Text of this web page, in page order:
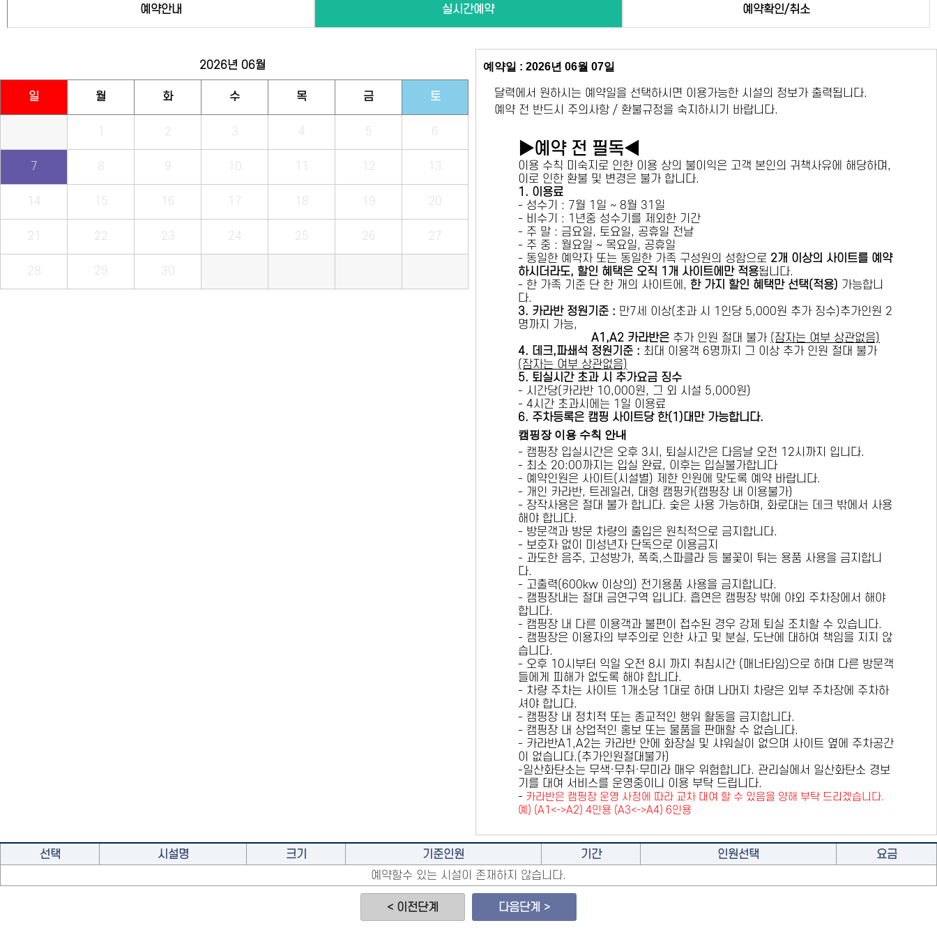
예약안내 실시간예약 예약확인/취소
2026년 06월
일 월 화 수 목 금 토
1 2 3 4 5 6
7 8 9 10 11 12 13
14 15 16 17 18 19 20
21 22 23 24 25 26 27
28 29 30
예약일 : 2026년 06월 07일
달력에서 원하시는 예약일을 선택하시면 이용가능한 시설의 정보가 출력됩니다.
예약 전 반드시 주의사항 / 환불규정을 숙지하시기 바랍니다.
▶예약 전 필독◀
이용 수칙 미숙지로 인한 이용 상의 불이익은 고객 본인의 귀책사유에 해당하며,
이로 인한 환불 및 변경은 불가 합니다.
1. 이용료
- 성수기 : 7월 1일 ~ 8월 31일
- 비수기 : 1년중 성수기를 제외한 기간
- 주 말 : 금요일, 토요일, 공휴일 전날
- 주 중 : 월요일 ~ 목요일, 공휴일
- 동일한 예약자 또는 동일한 가족 구성원의 성함으로 2개 이상의 사이트를 예약
하시더라도, 할인 혜택은 오직 1개 사이트에만 적용됩니다.
- 한 가족 기준 단 한 개의 사이트에, 한 가지 할인 혜택만 선택(적용) 가능합니
다.
3. 카라반 정원기준 : 만7세 이상(초과 시 1인당 5,000원 추가 징수)추가인원 2
명까지 가능,
A1,A2 카라반은 추가 인원 절대 불가 (잠자는 여부 상관없음)
4. 데크,파쇄석 정원기준 : ​최대 이용객 6명까지 그 이상 추가 인원 절대 불가
(잠자는 여부 상관없음)
5. 퇴실시간 초과 시 추가요금 징수
- 시간당(카라반 10,000원, 그 외 시설 5,000원)
- 4시간 초과시에는 1일 이용료
6. 주차등록은 캠핑 사이트당 한(1)대만 가능합니다.
캠핑장 이용 수칙 안내
- 캠핑장 입실시간은 오후 3시, 퇴실시간은 다음날 오전 12시까지 입니다.
- 최소 20:00까지는 입실 완료, 이후는 입실불가합니다
- 예약인원은 사이트(시설별) 제한 인원에 맞도록 예약 바랍니다.
- 개인 카라반, 트레일러, 대형 캠핑카(캠핑장 내 이용불가)
- 장작사용은 절대 불가 합니다. 숯은 사용 가능하며, 화로대는 데크 밖에서 사용
해야 합니다.
- 방문객과 방문 차량의 출입은 원칙적으로 금지합니다.
- 보호자 없이 미성년자 단독으로 이용금지
- 과도한 음주, 고성방가, 폭죽,스파클라 등 불꽃이 튀는 용품 사용을 금지합니
다.
- 고출력(600kw 이상의) 전기용품 사용을 금지합니다.
- 캠핑장내는 절대 금연구역 입니다. 흡연은 캠핑장 밖에 야외 주차장에서 해야
합니다.
- 캠핑장 내 다른 이용객과 불편이 접수된 경우 강제 퇴실 조치할 수 있습니다.
- 캠핑장은 이용자의 부주의로 인한 사고 및 분실, 도난에 대하여 책임을 지지 않
습니다.
- 오후 10시부터 익일 오전 8시 까지 취침시간 (매너타임)으로 하며 다른 방문객
들에게 피해가 없도록 해야 합니다.
- 차량 주차는 사이트 1개소당 1대로 하며 나머지 차량은 외부 주차장에 주차하
셔야 합니다.
- 캠핑장 내 정치적 또는 종교적인 행위 활동을 금지합니다.
- 캠핑장 내 상업적인 홍보 또는 물품을 판매할 수 없습니다.
- 카라반A1,A2는 카라반 안에 화장실 및 샤워실이 없으며 사이트 옆에 주차공간
이 없습니다.(추가인원절대불가)
-일산화탄소는 무색·무취·무미라 매우 위험합니다. 관리실에서 일산화탄소 경보
기를 대여 서비스를 운영중이니 이용 부탁 드립니다.
- 카라반은 캠핑장 운영 사정에 따라 교차 대여 할 수 있음을 양해 부탁 드리겠습니다.
예) (A1<->A2) 4인용 (A3<->A4) 6인용
선택 시설명 크기 기준인원 기간 인원선택
요금
예약할수 있는 시설이 존재하지 않습니다.
< 이전단계 다음단계 >